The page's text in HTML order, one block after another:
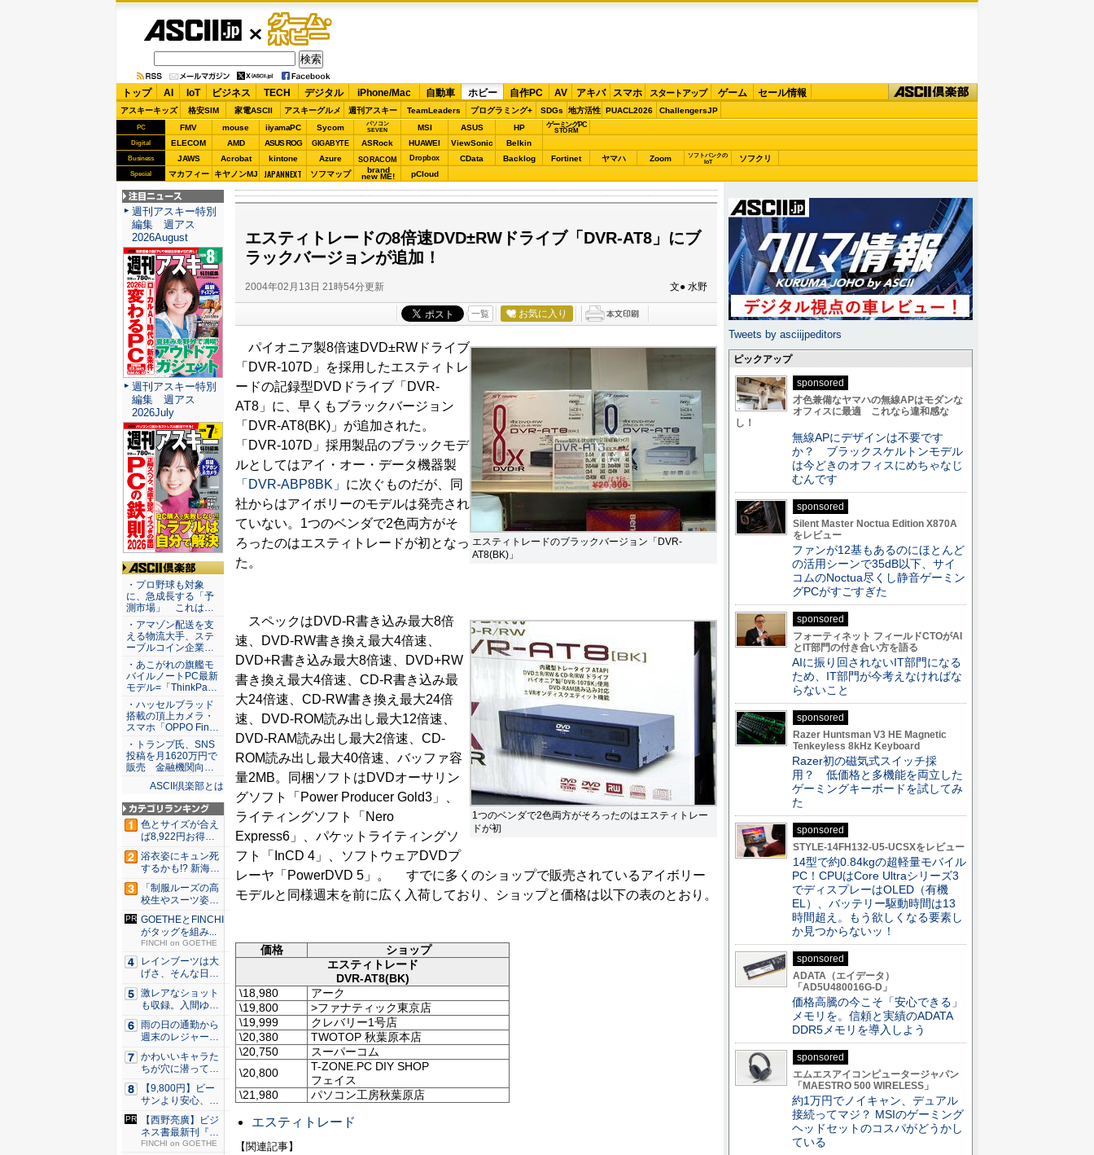
ゲーム・
ホビー
トップ AI IoT ビジネス TECH デジタル iPhone/Mac 自動車 ホビー 自作PC AV アキバ スマホ スタートアップ ゲーム セール情報
アスキーキッズ 格安SIM 家電ASCII アスキーグルメ 週刊アスキー TeamLeaders プログラミング+ SDGs 地方活性 PUACL2026 ChallengersJP
PC FMV mouse iiyamaPC Sycom
パソコン
SEVEN
MSI ASUS HP ゲーミングPC
STORM
Digital ELECOM AMD ASUS ROG GIGABYTE ASRock HUAWEI ViewSonic Belkin
Business JAWS Acrobat kintone Azure SORACOM Dropbox CData Backlog Fortinet ヤマハ Zoom
ソフトバンクの
IoT
ソフクリ
Special マカフィー キヤノンMJ JAPANNEXT ソフマップ brand
new ME! pCloud
エスティトレードの8倍速DVD±RWドライブ「DVR-AT8」にブ
ラックバージョンが追加！
2004年02月13日 21時54分更新 文● 水野
一覧 お気に入り
エスティトレードのブラックバージョン「DVR-
AT8(BK)」
パイオニア製8倍速DVD±RWドライブ
「DVR-107D」を採用したエスティトレ
ードの記録型DVDドライブ「DVR-
AT8」に、早くもブラックバージョン
「DVR-AT8(BK)」が追加された。
「DVR-107D」採用製品のブラックモデ
ルとしてはアイ・オー・データ機器製
「DVR-ABP8BK」 に次ぐものだが、同
社からはアイボリーのモデルは発売され
ていない。1つのベンダで2色両方がそ
ろったのはエスティトレードが初となっ
た。
1つのベンダで2色両方がそろったのはエスティトレー
ドが初
スペックはDVD-R書き込み最大8倍
速、DVD-RW書き換え最大4倍速、
DVD+R書き込み最大8倍速、DVD+RW
書き換え最大4倍速、CD-R書き込み最
大24倍速、CD-RW書き換え最大24倍
速、DVD-ROM読み出し最大12倍速、
DVD-RAM読み出し最大2倍速、CD-
ROM読み出し最大40倍速、バッファ容
量2MB。同梱ソフトはDVDオーサリン
グソフト「Power Producer Gold3」、
ライティングソフト「Nero
Express6」、パケットライティングソ
フト「InCD 4」、ソフトウェアDVDプ
レーヤ「PowerDVD 5」。 すでに多くのショップで販売されているアイボリー
モデルと同様週末を前に広く入荷しており、ショップと価格は以下の表のとおり。
価格
ショップ
エスティトレード
DVR-AT8(BK)
\18,980
アーク
\19,800
>ファナティック東京店
\19,999
クレバリー1号店
\20,380
TWOTOP 秋葉原本店
\20,750
スーパーコム
\20,800
T-ZONE.PC DIY SHOP
フェイス
\21,980
パソコン工房秋葉原店
エスティトレード
【関連記事】
注目ニュース
週刊アスキー特別
編集 週アス
2026August
週刊アスキー特別
編集 週アス
2026July
ASCII倶楽部
・プロ野球も対象
に、急成長する「予
測市場」 これは…
・アマゾン配送を支
える物流大手、ステ
ーブルコイン企業…
・あこがれの旗艦モ
バイルノートPC最新
モデル=「ThinkPa…
・ハッセルブラッド
搭載の頂上カメラ・
スマホ「OPPO Fin…
・トランプ氏、SNS
投稿を月1620万円で
販売 金融機関向…
ASCII倶楽部とは
色とサイズが合え
ば8,922円お得！
メ...
浴衣姿にキュン死
するかも!? 新海ま
きが...
「制服ルーズの高
校生やスーツ姿の
OLを演...
GOETHEとFINCHI
がタッグを組み...
FINCHI on GOETHE
レインブーツは大
げさ、そんな日
に！ ミズ...
激レアなショット
も収録。入間ゆい
が34周...
雨の日の通勤から
週末のレジャーま
で快適！...
かわいいキャラた
ちが穴に潜ってひ
どい目に...
【9,800円】ビー
サンより安心、ス
ニー...
【西野亮廣】ビジ
ネス書最新刊『北
極星 僕...
FINCHI on GOETHE
Tweets by asciijpeditors
ピックアップ
sponsored
才色兼備なヤマハの無線APはモダンな
オフィスに最適 これなら違和感な
し！
無線APにデザインは不要です
か？ ブラックスケルトンモデル
は今どきのオフィスにめちゃなじ
むんです
sponsored
Silent Master Noctua Edition X870A
をレビュー
ファンが12基もあるのにほとんど
の活用シーンで35dB以下、サイ
コムのNoctua尽くし静音ゲーミン
グPCがすごすぎた
sponsored
フォーティネット フィールドCTOがAI
とIT部門の付き合い方を語る
AIに振り回されないIT部門になる
ため、IT部門が今考えなければな
らないこと
sponsored
Razer Huntsman V3 HE Magnetic
Tenkeyless 8kHz Keyboard
Razer初の磁気式スイッチ採
用？ 低価格と多機能を両立した
ゲーミングキーボードを試してみ
た
sponsored
STYLE-14FH132-U5-UCSXをレビュー
14型で約0.84kgの超軽量モバイル
PC！CPUはCore Ultraシリーズ3
でディスプレーはOLED（有機
EL）、バッテリー駆動時間は13
時間超え。もう欲しくなる要素し
か見つからないッ！
sponsored
ADATA（エイデータ）
「AD5U480016G-D」
価格高騰の今こそ「安心できる」
メモリを。信頼と実績のADATA
DDR5メモリを導入しよう
sponsored
エムエスアイコンピュータージャパン
「MAESTRO 500 WIRELESS」
約1万円でノイキャン、デュアル
接続ってマジ？ MSIのゲーミング
ヘッドセットのコスパがどうかし
ている